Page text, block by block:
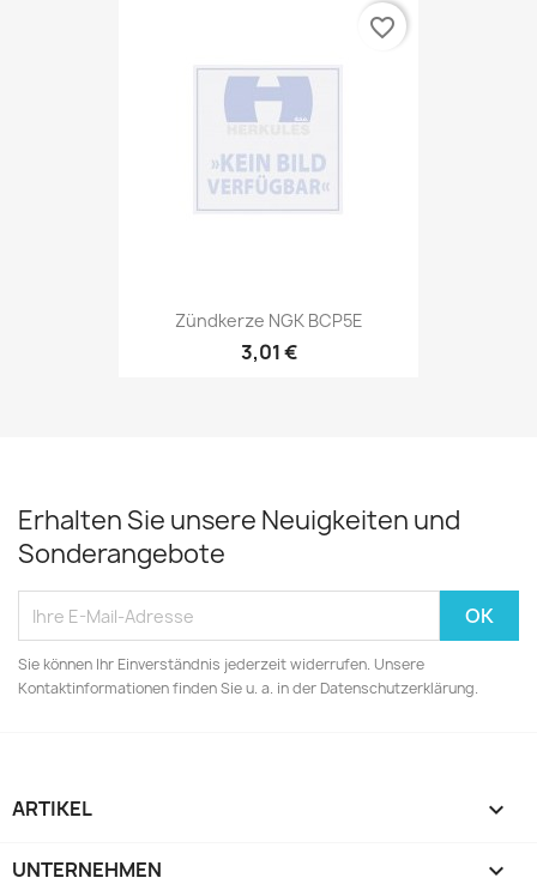
Zündkerze NGK BCP5E
3,01 €
favorite_border
Erhalten Sie unsere Neuigkeiten und
Sonderangebote
Sie können Ihr Einverständnis jederzeit widerrufen. Unsere
Kontaktinformationen finden Sie u. a. in der Datenschutzerklärung.
ARTIKEL 
UNTERNEHMEN 